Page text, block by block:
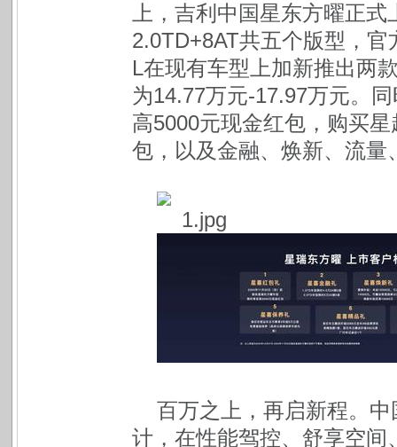
上，吉利中国星东方曜正
2.0TD+8AT共五个版型，
L在现有车型上加新推出两
为14.77万元-17.97万元。
高5000元现金红包，购买
包，以及金融、焕新、流
百万之上，再启新程。
计，在性能驾控、舒享空